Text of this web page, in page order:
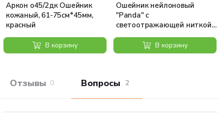
Аркон о45/2дк Ошейник
кожаный, 61-75см*45мм,
красный
В корзину
Ошейник нейлоновый
"Panda" с
светоотражающей ниткой
30 мм 45-70 см, салатовый
В корзину
Отзывы покупателей
0 Вопросы и
2